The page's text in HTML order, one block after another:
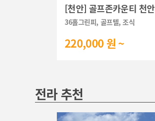
[천안] 골프존카운티 천안
36홀그린피, 골프텔, 조식
220,000 원 ~
전라 추천